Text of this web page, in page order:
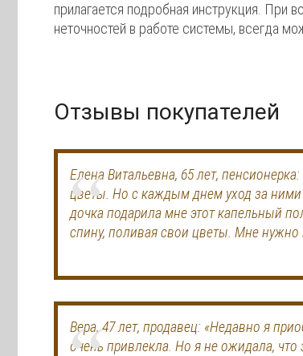
прилагается подробная инструкция. При
неточностей в работе системы, всегда
Отзывы покупателей
Елена Витальевна, 65 лет,
цветы. Но с каждым днем уход за ними
дочка подарила мне этот капельный
спину, поливая свои цветы. Мне нужно
Вера, 47 лет, продавец: «Недавно я
очень привлекла. Но я не ожидала, что